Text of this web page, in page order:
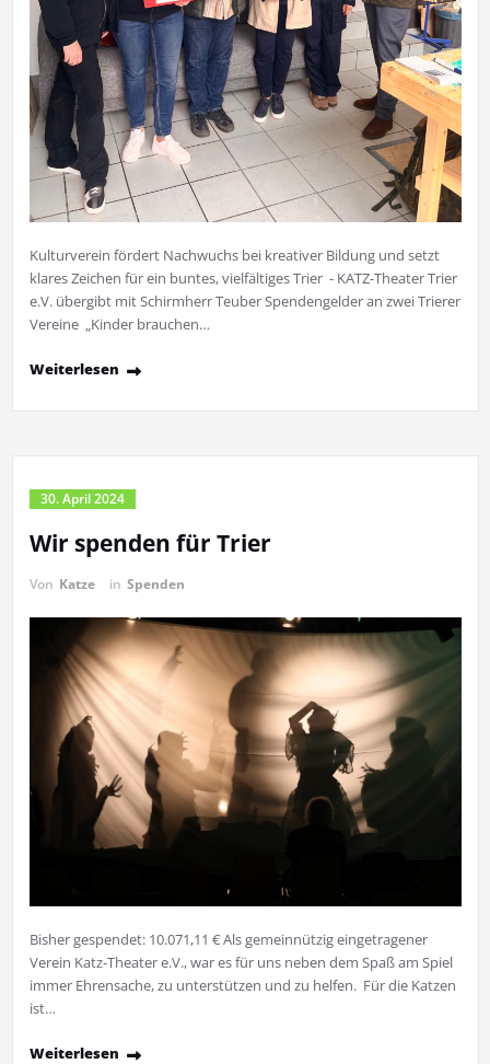
Kulturverein fördert Nachwuchs bei kreativer Bildung und setzt
klares Zeichen für ein buntes, vielfältiges Trier - KATZ-Theater Trier
e.V. übergibt mit Schirmherr Teuber Spendengelder an zwei Trierer
Vereine „Kinder brauchen…
Weiterlesen
30. April 2024
Wir spenden für Trier
Von Katze in Spenden
Bisher gespendet: 10.071,11 € Als gemeinnützig eingetragener
Verein Katz-Theater e.V., war es für uns neben dem Spaß am Spiel
immer Ehrensache, zu unterstützen und zu helfen. Für die Katzen
ist…
Weiterlesen